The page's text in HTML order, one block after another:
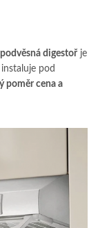
podvěsná digestoř je
pod
poměr cena a